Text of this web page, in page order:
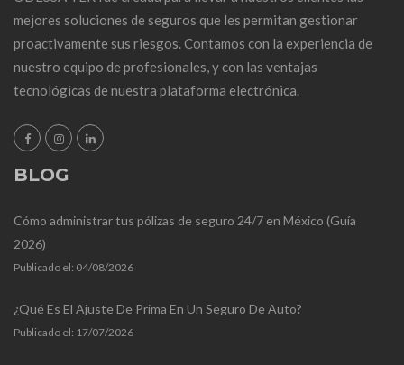
mejores soluciones de seguros que les permitan gestionar
proactivamente sus riesgos. Contamos con la experiencia de
nuestro equipo de profesionales, y con las ventajas
tecnológicas de nuestra plataforma electrónica.
BLOG
Cómo administrar tus pólizas de seguro 24/7 en México (Guía
2026)
Publicado el: 04/08/2026
¿Qué Es El Ajuste De Prima En Un Seguro De Auto?
Publicado el: 17/07/2026